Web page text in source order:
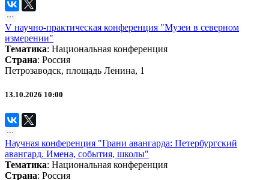
V научно-практическая конференция "Музеи в северном
измерении"
Тематика: Национальная конференция
Страна: Россия
Петрозаводск, площадь Ленина, 1
13.10.2026 10:00
Научная конференция "Грани авангарда: Петербургский
авангард. Имена, события, школы"
Тематика: Национальная конференция
Страна: Россия